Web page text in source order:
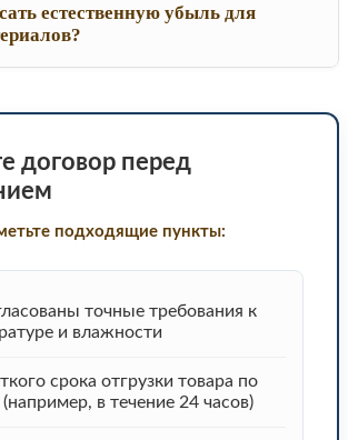
естественную убыль для
договор перед
подходящие пункты:
точные требования к
и влажности
срока отгрузки товара по
(например, в течение 24 часов)